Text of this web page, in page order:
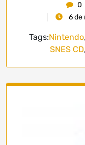
0
6 de
Tags:Nintendo,
SNES CD,